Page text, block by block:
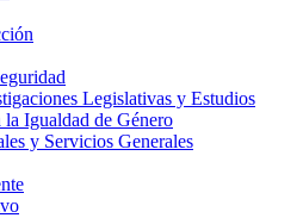
Legislativas y Estudios
Igualdad de Género
y Servicios Generales